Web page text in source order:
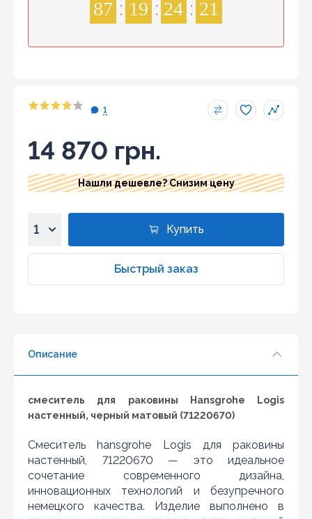
87 19 24 20
1
14 870 грн.
Нашли дешевле? Снизим цену
3
7
8
10
Купить
Быстрый заказ
Описание
смеситель для раковины Hansgrohe Logis
настенный, черный матовый (71220670)
Смеситель hansgrohe Logis для раковины
настенный, 71220670 — это идеальное
сочетание современного дизайна,
инновационных технологий и безупречного
немецкого качества. Изделие выполнено в